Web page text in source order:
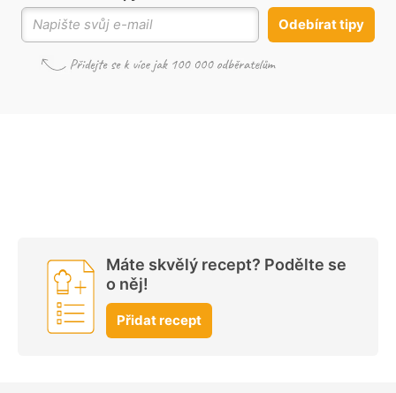
Odebírat tipy
Máte skvělý recept? Podělte se
o něj!
Přidat recept